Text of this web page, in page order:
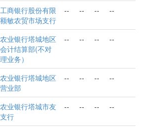
商银行股份有限
敏农贸市场支行
-- -- -- --
业银行塔城地区
计结算部(不对
业务）
-- -- -- --
业银行塔城地区
业部
-- -- -- --
业银行塔城市友
行
-- -- -- --